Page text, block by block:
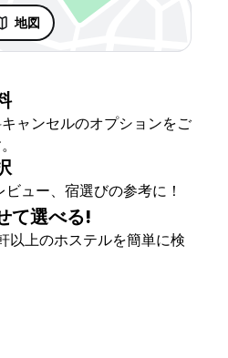
地図
ャンセルのオプションをご
ュー、宿選びの参考に！
て選べる!
以上のホステルを簡単に検